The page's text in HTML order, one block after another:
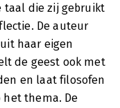
taal die zij gebruikt
De auteur
haar eigen
de geest ook met
en laat filosofen
het thema. De